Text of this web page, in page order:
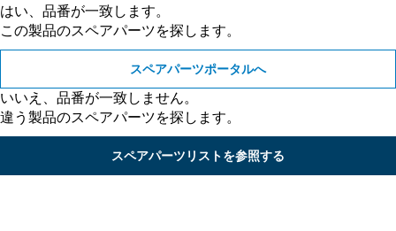
はい、品番が一致します。
この製品のスペアパーツを探します。
スペアパーツポータルへ
いいえ、品番が一致しません。
違う製品のスペアパーツを探します。
スペアパーツリストを参照する